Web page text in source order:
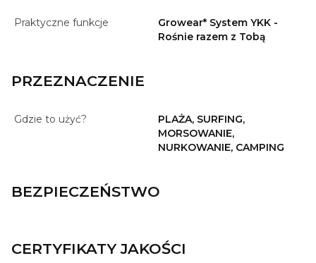
Praktyczne funkcje
Growear* System YKK -
Rośnie razem z Tobą
PRZEZNACZENIE
Gdzie to użyć?
PLAŻA, SURFING,
MORSOWANIE,
NURKOWANIE, CAMPING
BEZPIECZEŃSTWO
CERTYFIKATY JAKOŚCI